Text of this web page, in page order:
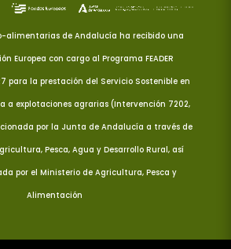
alimentarias de Andalucía ha recibido una
Europea con cargo al Programa FEADER
para la prestación del Servicio Sostenible en
a explotaciones agrarias (Intervención 7202,
por la Junta de Andalucía a través de
Pesca, Agua y Desarrollo Rural, así
por el Ministerio de Agricultura, Pesca y
Alimentación